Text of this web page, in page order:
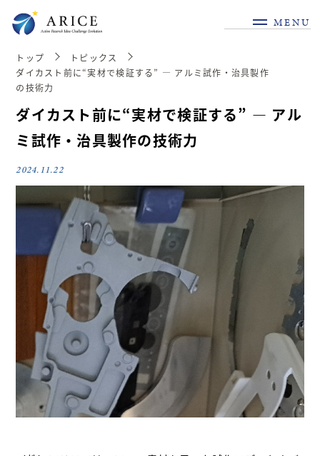
MENU
トップ
トピックス
ダイカスト前に“実材で検証する” ― アルミ試作・治具製作
の技術力
ダイカスト前に“実材で検証する” ― アル
ミ試作・治具製作の技術力
2024.11.22